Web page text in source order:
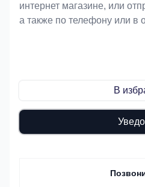
интернет магазине, или
а также по телефону или в
В